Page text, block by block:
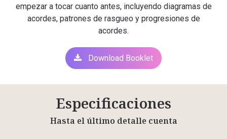
empezar a tocar cuanto antes, incluyendo diagramas de
acordes, patrones de rasgueo y progresiones de
acordes.
Download Booklet
Especificaciones
Hasta el último detalle cuenta